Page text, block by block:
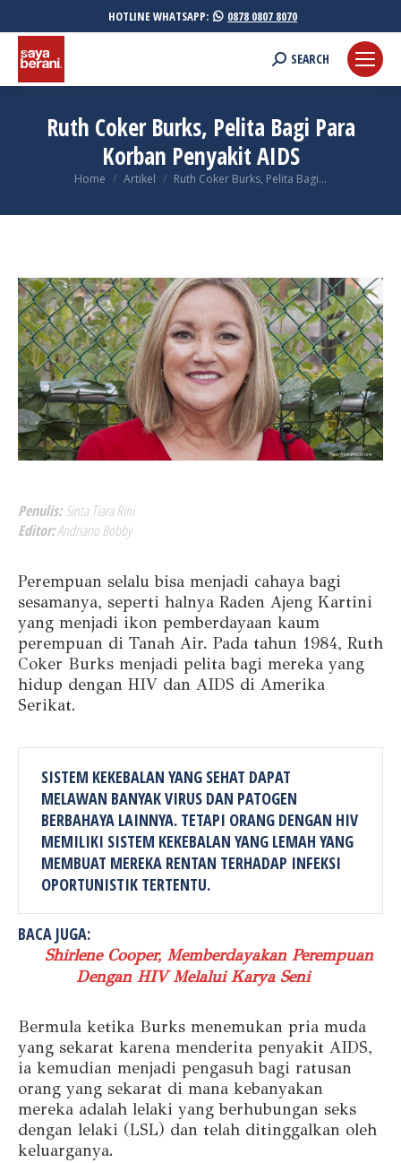
HOTLINE WHATSAPP: 0878 0807 8070
Search:
SEARCH
Ruth Coker Burks, Pelita Bagi Para
Korban Penyakit AIDS
You are here:
Home Artikel Ruth Coker Burks, Pelita Bagi…
Penulis:Sinta Tiara Rini
Editor:Andriano Bobby
Perempuan selalu bisa menjadi cahaya bagi
sesamanya, seperti halnya Raden Ajeng Kartini
yang menjadi ikon pemberdayaan kaum
perempuan di Tanah Air. Pada tahun 1984, Ruth
Coker Burks menjadi pelita bagi mereka yang
hidup dengan HIV dan AIDS di Amerika
Serikat.
SISTEM KEKEBALAN YANG SEHAT DAPAT
MELAWAN BANYAK VIRUS DAN PATOGEN
BERBAHAYA LAINNYA. TETAPI ORANG DENGAN HIV
MEMILIKI SISTEM KEKEBALAN YANG LEMAH YANG
MEMBUAT MEREKA RENTAN TERHADAP INFEKSI
OPORTUNISTIK TERTENTU.
BACA JUGA:
Shirlene Cooper, Memberdayakan Perempuan
Dengan HIV Melalui Karya Seni
Bermula ketika Burks menemukan pria muda
yang sekarat karena menderita penyakit AIDS,
ia kemudian menjadi pengasuh bagi ratusan
orang yang sekarat di mana kebanyakan
mereka adalah lelaki yang berhubungan seks
dengan lelaki (LSL) dan telah ditinggalkan oleh
keluarganya.